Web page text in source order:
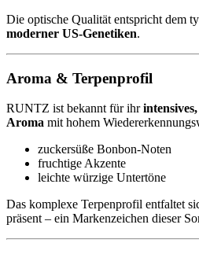
Die optische Qualität entspricht dem
moderner US-Genetiken.
Aroma & Terpenprofil
RUNTZ ist bekannt für ihr
Aroma mit hohem
zuckersüße Bonbon-Noten
fruchtige Akzente
leichte würzige Untertöne
Das komplexe Terpenprofil entfaltet
präsent – ein Markenzeichen dieser